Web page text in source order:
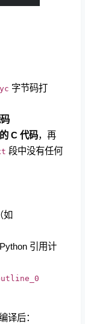
字节码打
C 代码，再
段中没有任何
如
引用计
译后：